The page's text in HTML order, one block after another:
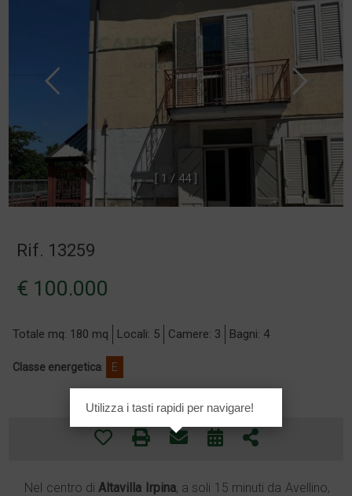
[ 1 / 44 ]
Rif. 13259
€ 100.000
Totale mq: 180 mq Locali: 5 Camere: 3 Bagni: 4
Classe energetica: E
Nel centro diAltavilla Irpina, a soli 15 minuti da Avellino,
Utilizza i tasti rapidi per navigare!